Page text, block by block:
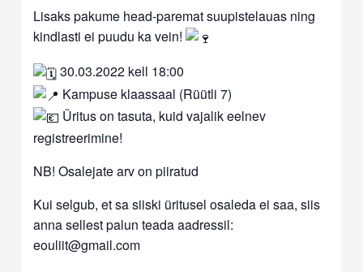
Lisaks pakume head-paremat suupistelauas ning
kindlasti ei puudu ka vein!
30.03.2022 kell 18:00
Kampuse klaassaal (Rüütli 7)
Üritus on tasuta, kuid vajalik eelnev
registreerimine!
NB! Osalejate arv on piiratud
Kui selgub, et sa siiski üritusel osaleda ei saa, siis
anna sellest palun teada aadressil:
eouliit@gmail.com